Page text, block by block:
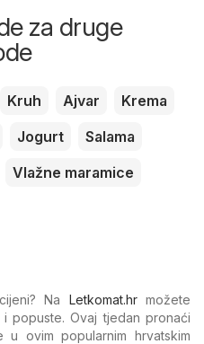
za druge
Kruh Ajvar
Krema
Jogurt
Salama
Vlažne maramice
Na Letkomat.hrmožete
popuste. Ovaj tjedan pronaći
ovim popularnim hrvatskim